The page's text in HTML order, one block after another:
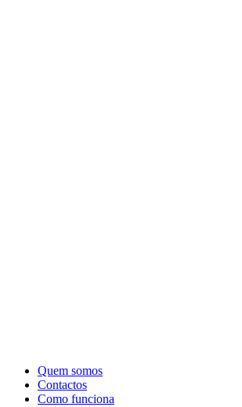
Quem somos
Contactos
Como funciona